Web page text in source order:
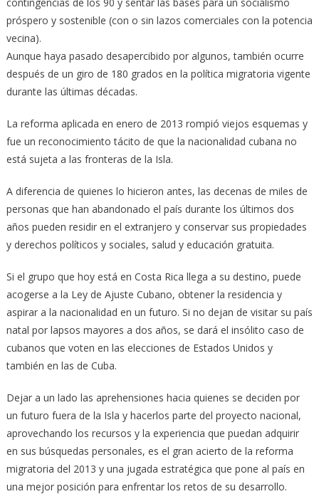
próspero y sostenible (con o sin lazos comerciales con la potencia
vecina).
Aunque haya pasado desapercibido por algunos, también ocurre
después de un giro de 180 grados en la política migratoria vigente
durante las últimas décadas.
La reforma aplicada en enero de 2013 rompió viejos esquemas y
fue un reconocimiento tácito de que la nacionalidad cubana no
está sujeta a las fronteras de la Isla.
A diferencia de quienes lo hicieron antes, las decenas de miles de
personas que han abandonado el país durante los últimos dos
años pueden residir en el extranjero y conservar sus propiedades
y derechos políticos y sociales, salud y educación gratuita.
Si el grupo que hoy está en Costa Rica llega a su destino, puede
acogerse a la Ley de Ajuste Cubano, obtener la residencia y
aspirar a la nacionalidad en un futuro. Si no dejan de visitar su país
natal por lapsos mayores a dos años, se dará el insólito caso de
cubanos que voten en las elecciones de Estados Unidos y
también en las de Cuba.
Dejar a un lado las aprehensiones hacia quienes se deciden por
un futuro fuera de la Isla y hacerlos parte del proyecto nacional,
aprovechando los recursos y la experiencia que puedan adquirir
en sus búsquedas personales, es el gran acierto de la reforma
migratoria del 2013 y una jugada estratégica que pone al país en
una mejor posición para enfrentar los retos de su desarrollo.